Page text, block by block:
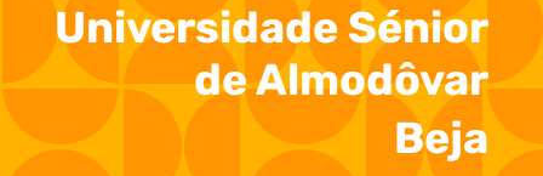
Universidade Sénior
de Almodôvar
Beja